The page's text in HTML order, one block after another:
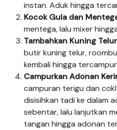
instan. Aduk hingga
Kocok Gula dan
mentega, lalu mixer
Tambahkan Kuning
butir kuning telur,
kembali hingga
Campurkan Adonan
campuran terigu dan
disisihkan tadi ke dalam
sebentar, lalu lanjutkan
tangan hingga adonan